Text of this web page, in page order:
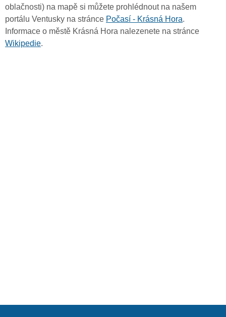
oblačnosti) na mapě si můžete prohlédnout na našem
portálu Ventusky na stránce Počasí - Krásná Hora.
Informace o městě Krásná Hora nalezenete na stránce
Wikipedie.